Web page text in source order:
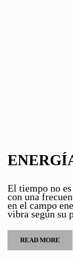
El tiempo no
con una
en el campo
vibra según su
READ MORE